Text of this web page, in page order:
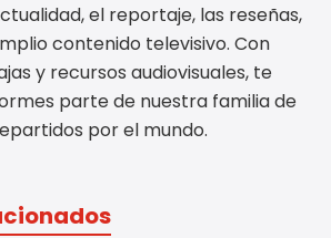
el reportaje, las reseñas,
contenido televisivo. Con
y recursos audiovisuales, te
parte de nuestra familia de
por el mundo.